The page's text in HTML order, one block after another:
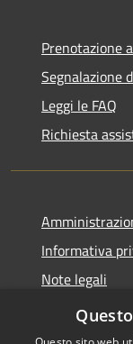
Prenotazione
Segnalazione
Leggi le FAQ
Richiesta
Informativa
Note legali